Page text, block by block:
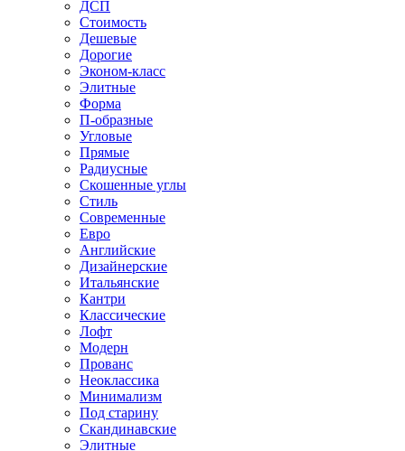
ДСП
Стоимость
Дешевые
Дорогие
Эконом-класс
Элитные
Форма
П-образные
Угловые
Прямые
Радиусные
Скошенные углы
Стиль
Современные
Евро
Английские
Дизайнерские
Итальянские
Кантри
Классические
Лофт
Модерн
Прованс
Неоклассика
Минимализм
Под старину
Скандинавские
Элитные